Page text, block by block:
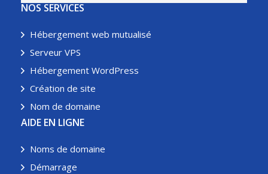
NOS SERVICES
Hébergement web mutualisé
Serveur VPS
Hébergement WordPress
Création de site
Nom de domaine
AIDE EN LIGNE
Noms de domaine
Démarrage